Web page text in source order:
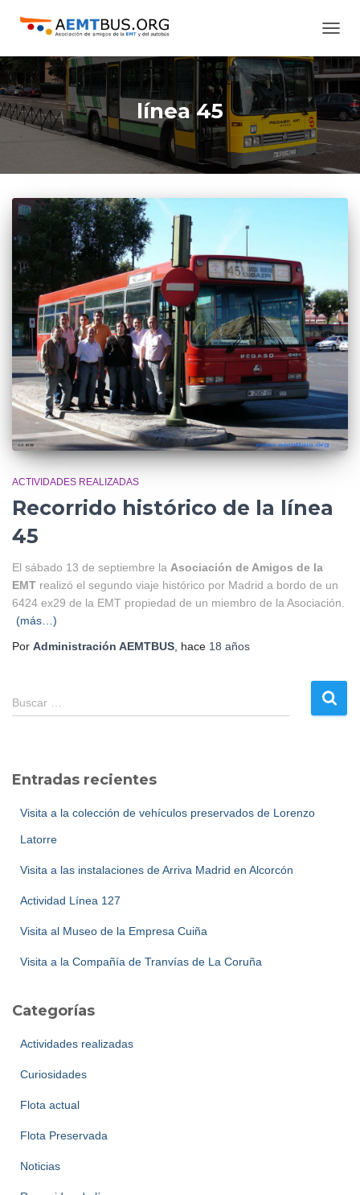
MODO
DE
línea 45
ACTIVIDADES REALIZADAS
Recorrido histórico de la línea
45
El sábado 13 de septiembre la Asociación de Amigos de la
EMT realizó el segundo viaje histórico por Madrid a bordo de un
6424 ex29 de la EMT propiedad de un miembro de la Asociación.
(más…)
Por Administración AEMTBUS , hace 18 años
B
u
r
Buscar …
Entradas recientes
Visita a la colección de vehículos preservados de Lorenzo
Latorre
Visita a las instalaciones de Arriva Madrid en Alcorcón
Actividad Línea 127
Visita al Museo de la Empresa Cuiña
Visita a la Compañía de Tranvías de La Coruña
Categorías
Actividades realizadas
Curiosidades
Flota actual
Flota Preservada
Noticias